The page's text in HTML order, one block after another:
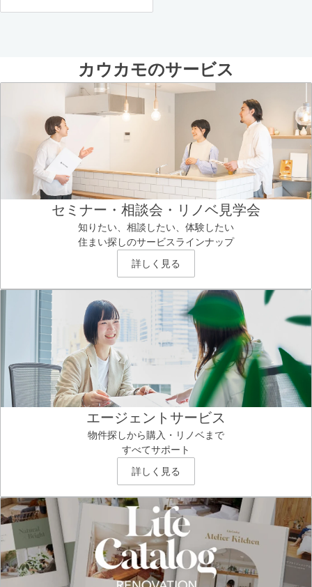
カウカモのサービス
セミナー・相談会・リノベ見学会
知りたい、相談したい、体験したい
住まい探しのサービスラインナップ
詳しく見る
エージェントサービス
物件探しから購入・リノベまで
すべてサポート
詳しく見る